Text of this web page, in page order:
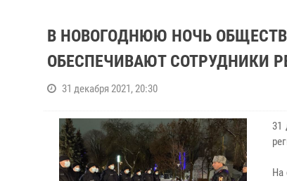
В НОВОГОДНЮЮ НОЧЬ
ОБЕСПЕЧИВАЮТ СОТРУДНИКИ
31 декабря 2021, 20:30
31
На